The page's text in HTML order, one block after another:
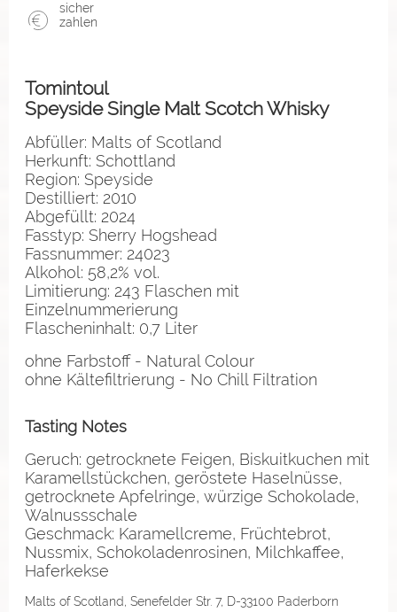
sicher
zahlen
Tomintoul
Speyside Single Malt Scotch Whisky
Abfüller: Malts of Scotland
Herkunft: Schottland
Region: Speyside
Destilliert: 2010
Abgefüllt: 2024
Fasstyp: Sherry Hogshead
Fassnummer: 24023
Alkohol: 58,2% vol.
Limitierung: 243 Flaschen mit
Einzelnummerierung
Flascheninhalt: 0,7 Liter
ohne Farbstoff - Natural Colour
ohne Kältefiltrierung - No Chill Filtration
Tasting Notes
Geruch: getrocknete Feigen, Biskuitkuchen mit
Karamellstückchen, geröstete Haselnüsse,
getrocknete Apfelringe, würzige Schokolade,
Walnussschale
Geschmack: Karamellcreme, Früchtebrot,
Nussmix, Schokoladenrosinen, Milchkaffee,
Haferkekse
Malts of Scotland, Senefelder Str. 7, D-33100 Paderborn